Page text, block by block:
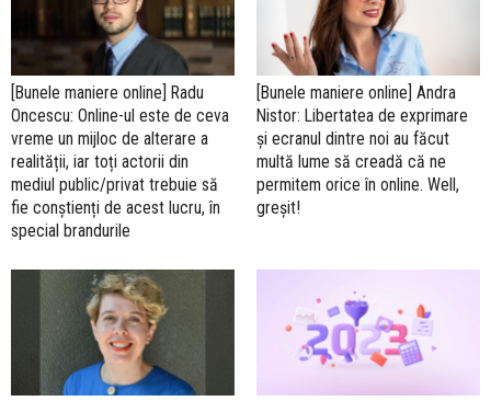
[Bunele maniere online] Radu
Oncescu: Online-ul este de ceva
vreme un mijloc de alterare a
realității, iar toți actorii din
mediul public/privat trebuie să
fie conștienți de acest lucru, în
special brandurile
[Bunele maniere online] Andra
Nistor: Libertatea de exprimare
și ecranul dintre noi au făcut
multă lume să creadă că ne
permitem orice în online. Well,
greșit!